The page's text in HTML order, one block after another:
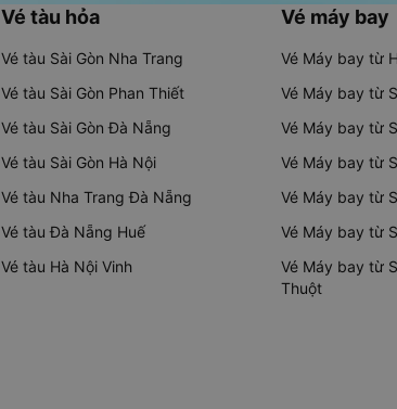
Vé tàu hỏa
Vé tàu Sài Gòn Nha Trang
Vé tàu Sài Gòn Phan Thiết
Vé tàu Sài Gòn Đà Nẵng
Vé tàu Sài Gòn Hà Nội
Vé tàu Nha Trang Đà Nẵng
Vé tàu Đà Nẵng Huế
Vé tàu Hà Nội Vinh
Vé máy bay
Vé Máy bay từ
Vé Máy bay từ
Vé Máy bay từ
Vé Máy bay từ
Vé Máy bay từ
Vé Máy bay từ
Vé Máy bay từ
Thuột